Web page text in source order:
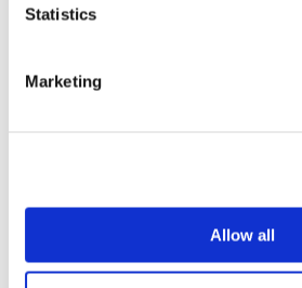
Statistics
Marketing
Allow all
Без поджанра
Применить